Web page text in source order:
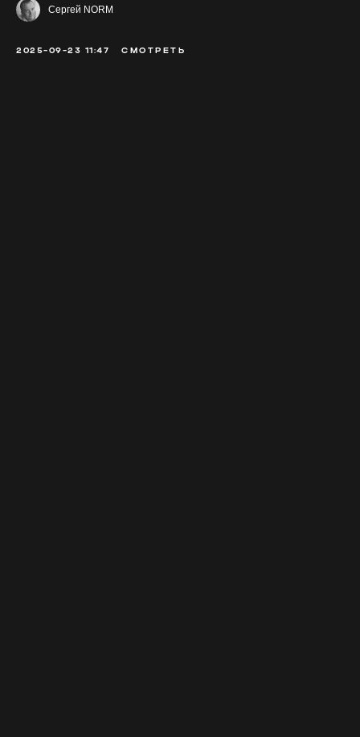
Сергей NORM
2025-09-23 11:47 СМОТРЕТЬ